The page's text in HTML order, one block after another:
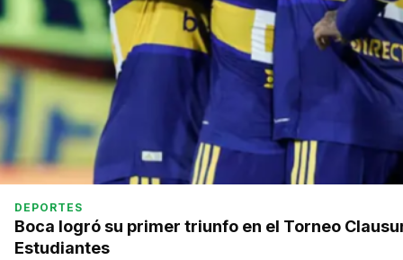
DEPORTES
Boca logró su primer triunfo en el Torneo
Estudiantes